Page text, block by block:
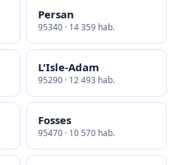
Persan
95340 · 14 359 hab.
L'Isle-Adam
95290 · 12 493 hab.
Fosses
95470 · 10 570 hab.